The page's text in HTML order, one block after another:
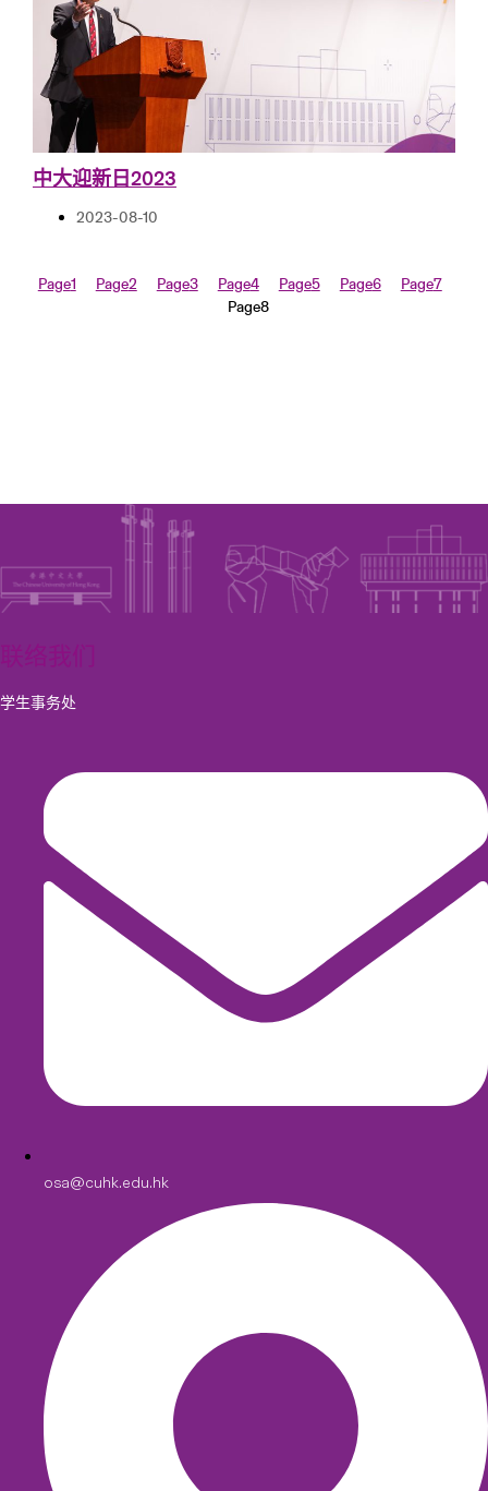
中大迎新日2023
2023-08-10
Page1 Page2 Page3 Page4 Page5 Page6 Page7
Page8
学生事务处
osa@cuhk.edu.hk